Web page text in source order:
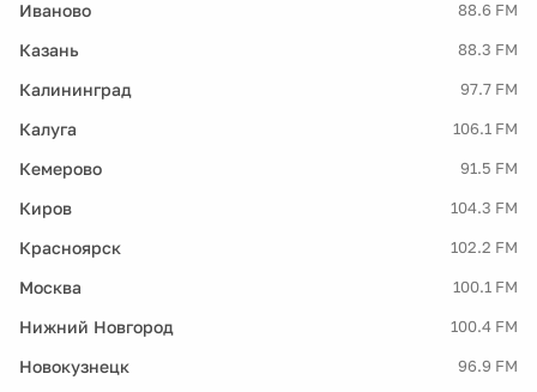
Иваново 88.6 FM
Казань 88.3 FM
Калининград 97.7 FM
Калуга 106.1 FM
Кемерово 91.5 FM
Киров 104.3 FM
Красноярск 102.2 FM
Москва 100.1 FM
Нижний Новгород 100.4 FM
Новокузнецк 96.9 FM